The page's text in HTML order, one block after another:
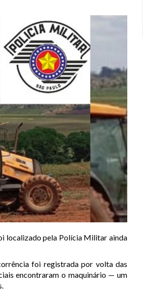
localizado pela Polícia Militar ainda
foi registrada por volta das
encontraram o maquinário — um